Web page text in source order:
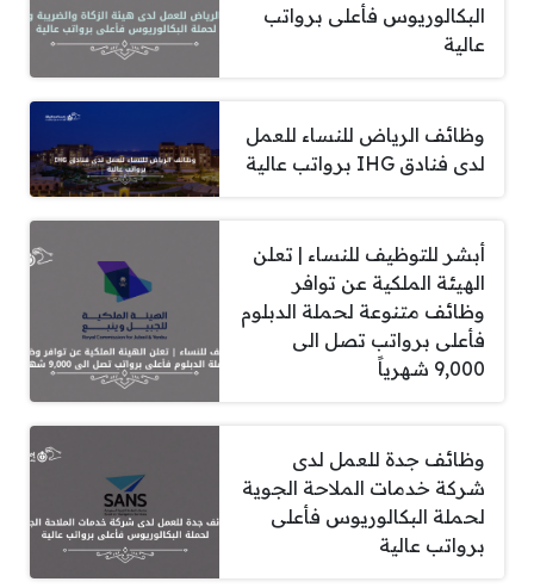
البكالوريوس فأعلى برواتب
عالية
وظائف الرياض للنساء للعمل
لدى فنادق IHG برواتب عالية
أبشر للتوظيف للنساء | تعلن
الهيئة الملكية عن توافر
وظائف متنوعة لحملة الدبلوم
فأعلى برواتب تصل الى
9,000 شهرياً
وظائف جدة للعمل لدى
شركة خدمات الملاحة الجوية
لحملة البكالوريوس فأعلى
برواتب عالية